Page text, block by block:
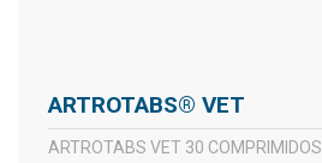
ARTROTABS® VET
ARTROTABS VET 30 COMPRIMIDOS